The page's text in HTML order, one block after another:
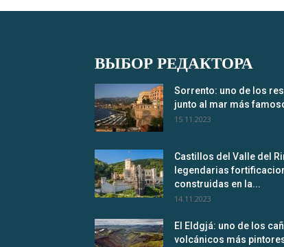
ВЫБОР РЕДАКТОРА
Sorrento: uno de los
junto al mar más
15.11.2023
Castillos del Valle del
legendarias
construidas en la...
14.11.2023
El Eldgjá: uno de los
volcánicos más